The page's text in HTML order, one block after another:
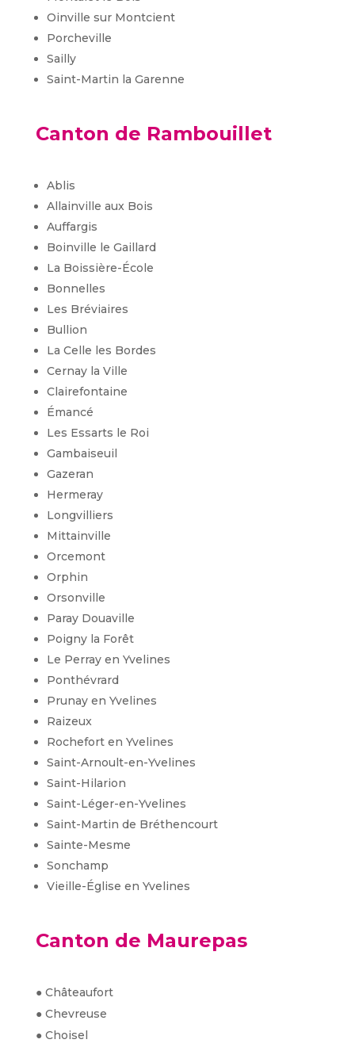
Oinville sur Montcient
Porcheville
Sailly
Saint-Martin la Garenne
Canton de Rambouillet
Ablis
Allainville aux Bois
Auffargis
Boinville le Gaillard
La Boissière-École
Bonnelles
Les Bréviaires
Bullion
La Celle les Bordes
Cernay la Ville
Clairefontaine
Émancé
Les Essarts le Roi
Gambaiseuil
Gazeran
Hermeray
Longvilliers
Mittainville
Orcemont
Orphin
Orsonville
Paray Douaville
Poigny la Forêt
Le Perray en Yvelines
Ponthévrard
Prunay en Yvelines
Raizeux
Rochefort en Yvelines
Saint-Arnoult-en-Yvelines
Saint-Hilarion
Saint-Léger-en-Yvelines
Saint-Martin de Bréthencourt
Sainte-Mesme
Sonchamp
Vieille-Église en Yvelines
Canton de Maurepas
● Châteaufort
● Chevreuse
● Choisel